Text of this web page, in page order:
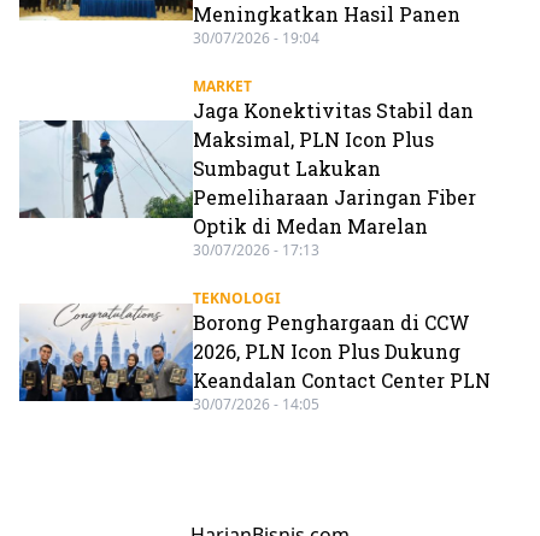
Meningkatkan Hasil Panen
30/07/2026 - 19:04
MARKET
Jaga Konektivitas Stabil dan
Maksimal, PLN Icon Plus
Sumbagut Lakukan
Pemeliharaan Jaringan Fiber
Optik di Medan Marelan
30/07/2026 - 17:13
TEKNOLOGI
Borong Penghargaan di CCW
2026, PLN Icon Plus Dukung
Keandalan Contact Center PLN
30/07/2026 - 14:05